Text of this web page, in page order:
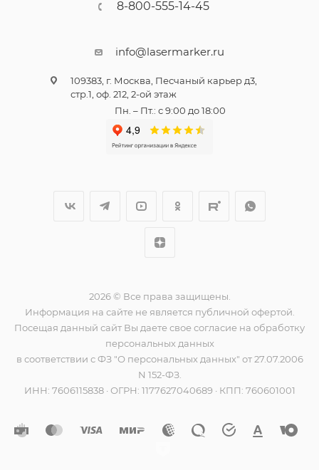
8-800-555-14-45
info@lasermarker.ru
109383, г. Москва, Песчаный карьер д3,
стр.1, оф. 212, 2-ой этаж
Пн. – Пт.: с 9:00 до 18:00
2026 © Все права защищены.
Информация на сайте не является публичной офертой.
Посещая данный сайт Вы даете свое согласие на обработку
персональных данных
в соответствии с ФЗ "О персональных данных" от 27.07.2006
N 152-ФЗ.
ИНН: 7606115838 · ОГРН: 1177627040689 · КПП: 760601001